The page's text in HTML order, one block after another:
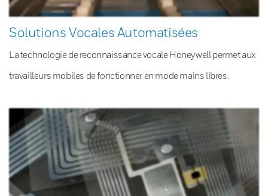
Solutions Vocales Automatisées
La technologie de reconnaissance vocale Honeywell permet aux
travailleurs mobiles de fonctionner en mode mains libres.